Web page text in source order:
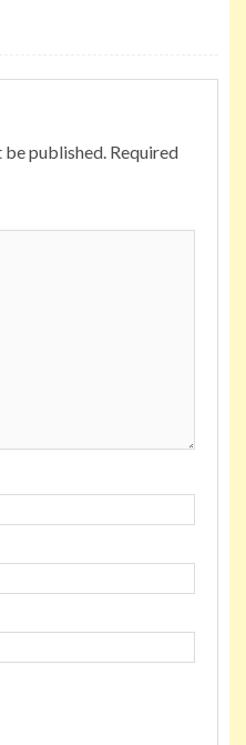
published. Required